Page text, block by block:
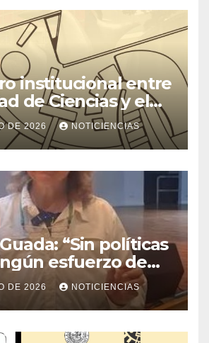
institucional entre
de Ciencias y el
de Ciencia y
DE 2026 NOTICIENCIAS
“Sin políticas
esfuerzo de
rendirá frutos”
DE 2026 NOTICIENCIAS